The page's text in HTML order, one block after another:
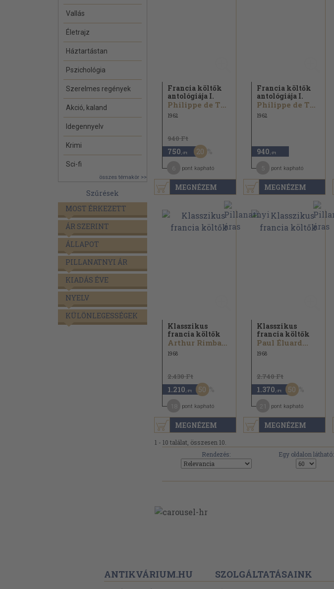
Vallás
Életrajz
Háztartástan
Pszichológia
Szerelmes regények
Akció, kaland
Idegennyelv
Krimi
Sci-fi
összes témakör >>
Szűrések
MOST ÉRKEZETT
ÁR SZERINT
ÁLLAPOT
PILLANATNYI ÁR
KIADÁS ÉVE
NYELV
KÜLÖNLEGESSÉGEK
MEGNÉZEM
Francia költők
antológiája I.
Philippe de Thaon...
1962
940 Ft
750 ,-Ft 20
pont kapható
MEGNÉZEM
Francia költők
antológiája I.
Philippe de Thaon...
1962
940 ,-Ft
pont kapható
MEGNÉZEM
Klasszikus
francia költők
Arthur Rimbaud...
1968
2.430 Ft
1.210 ,-Ft 50
pont kapható
MEGNÉZEM
Klasszikus
francia költők
Paul Éluard...
1968
2.740 Ft
1.370 ,-Ft 50
pont kapható
1 - 10 találat, összesen 10.
Rendezés:
Egy oldalon látható:
ANTIKVÁRIUM.HU SZOLGÁLTATÁSAINK